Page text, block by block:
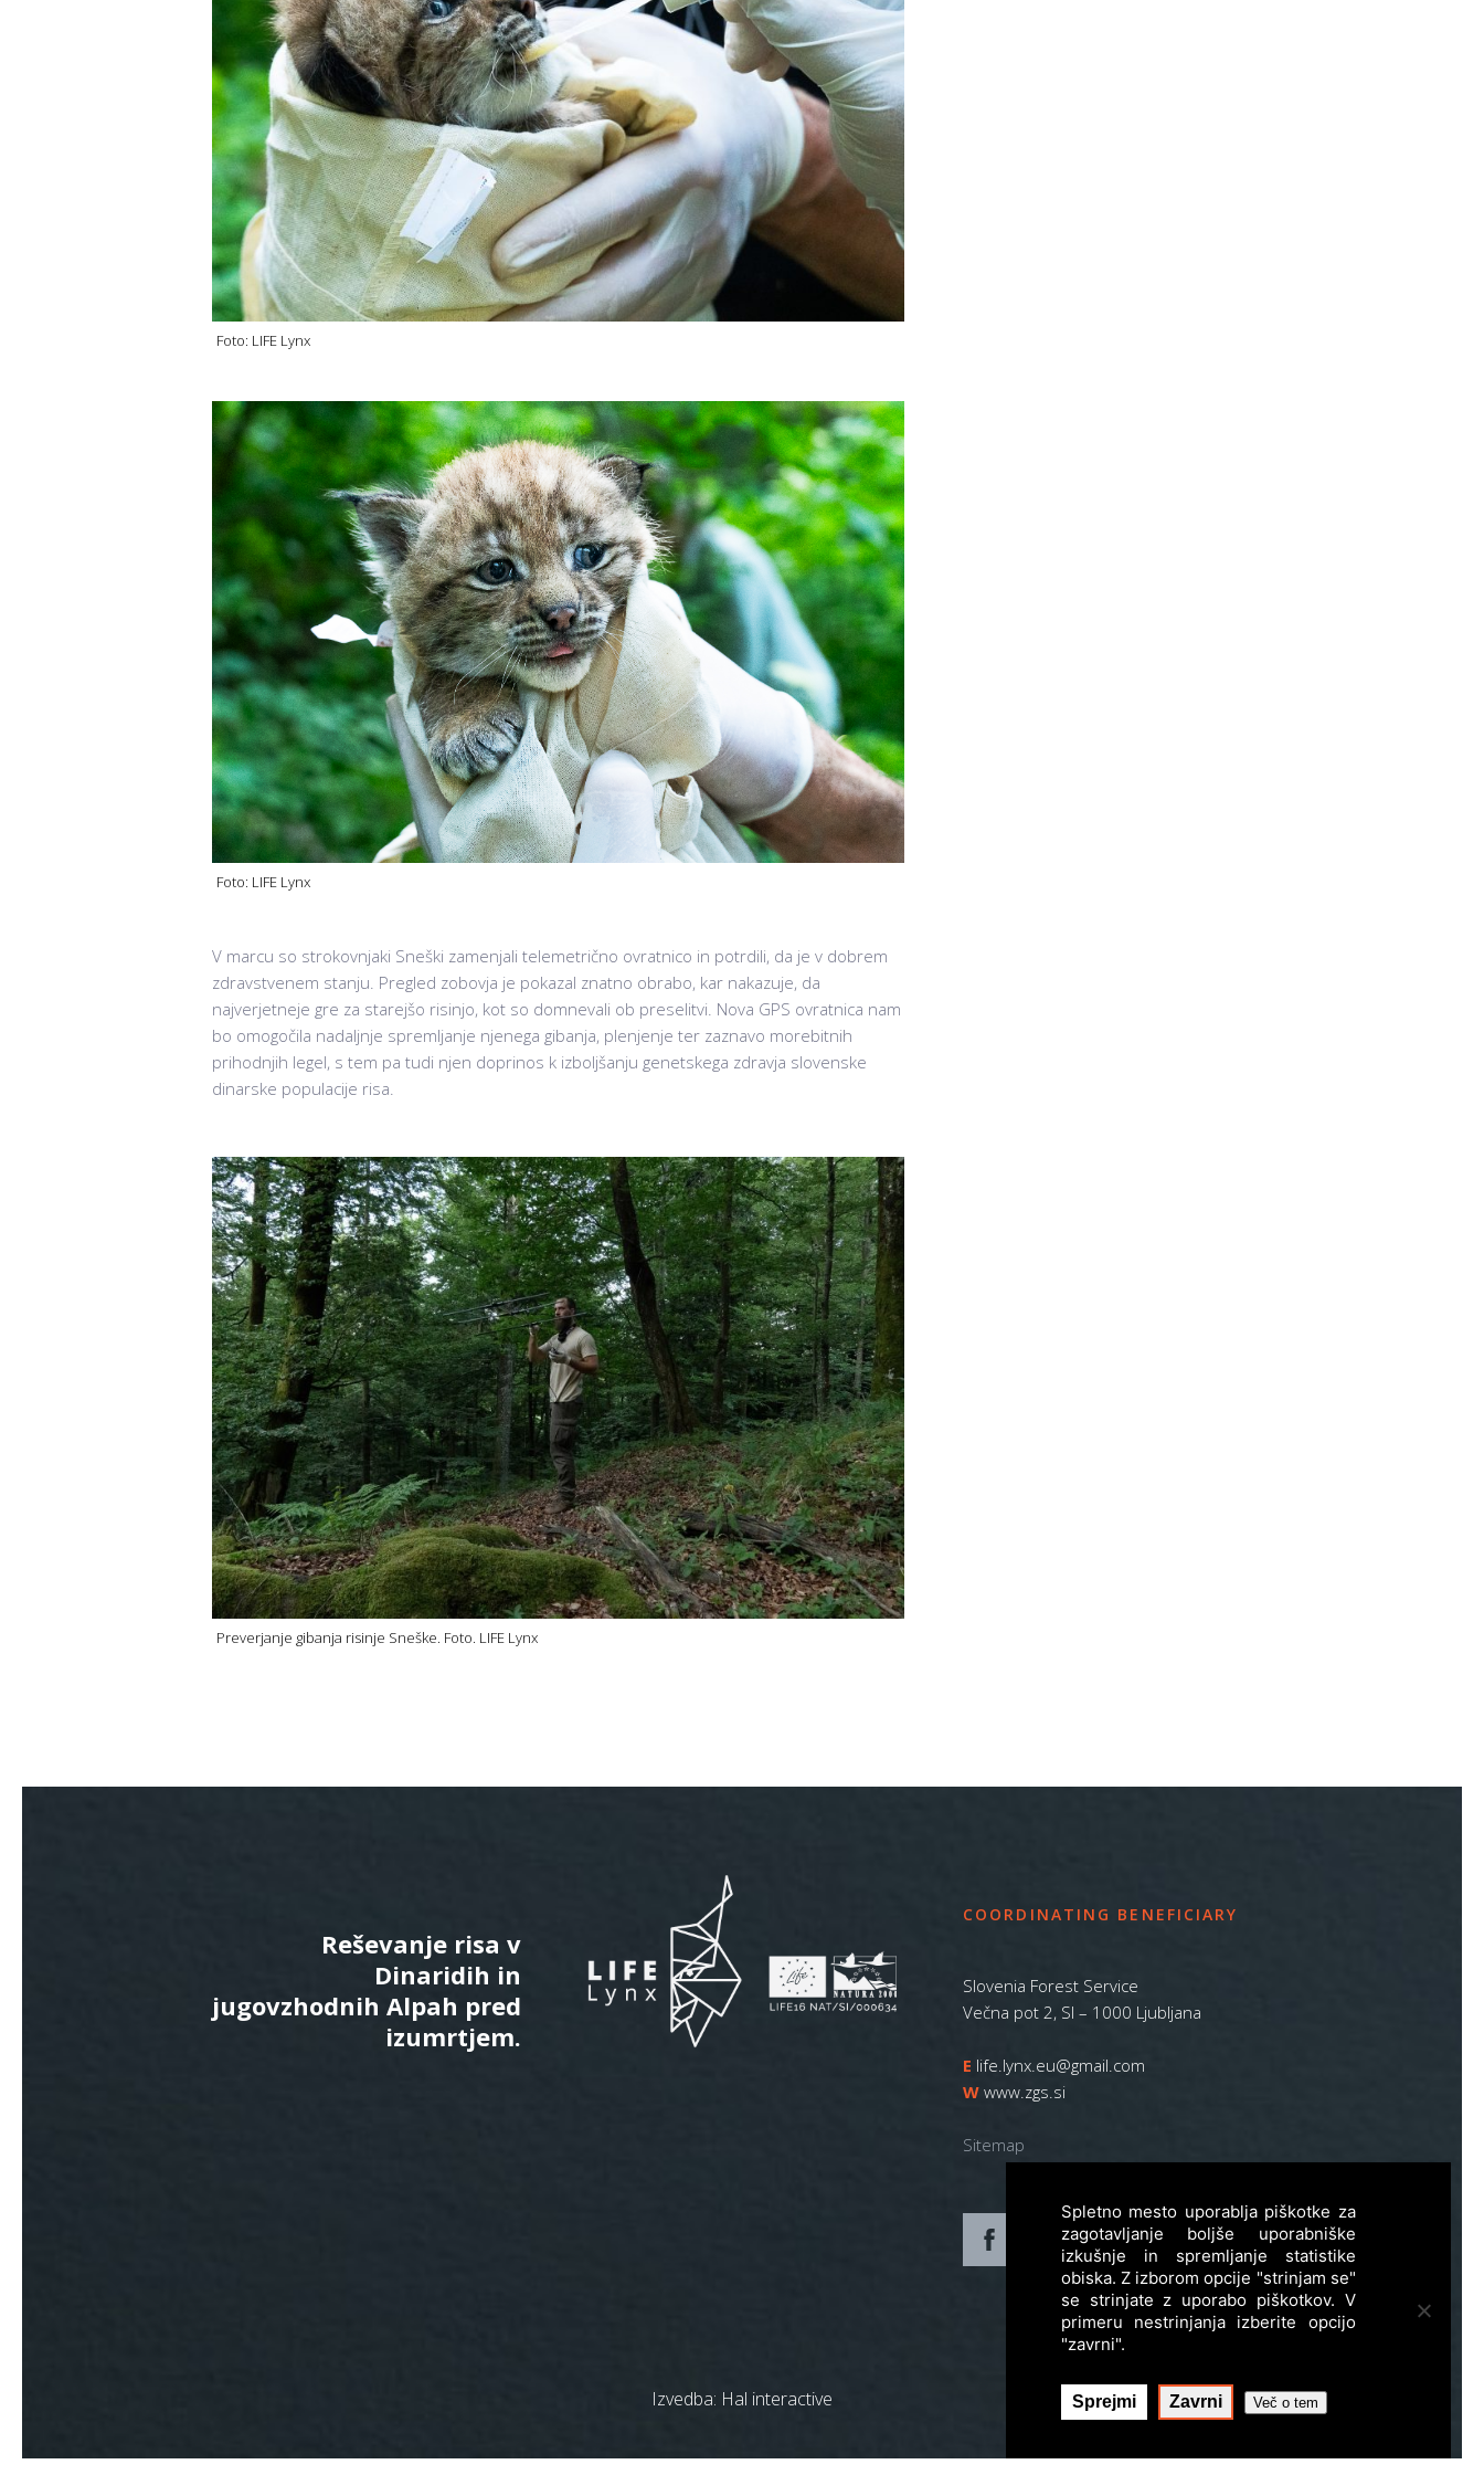
Foto: LIFE Lynx
Foto: LIFE Lynx
V marcu so strokovnjaki Sneški zamenjali telemetrično ovratnico in potrdili, da je v dobrem
zdravstvenem stanju. Pregled zobovja je pokazal znatno obrabo, kar nakazuje, da
najverjetneje gre za starejšo risinjo, kot so domnevali ob preselitvi. Nova GPS ovratnica nam
bo omogočila nadaljnje spremljanje njenega gibanja, plenjenje ter zaznavo morebitnih
prihodnjih legel, s tem pa tudi njen doprinos k izboljšanju genetskega zdravja slovenske
dinarske populacije risa.
Preverjanje gibanja risinje Sneške. Foto. LIFE Lynx
Reševanje risa v
Dinaridih in
jugovzhodnih Alpah pred
izumrtjem.
COORDINATING BENEFICIARY
Slovenia Forest Service
Večna pot 2, SI – 1000 Ljubljana
E life.lynx.eu@gmail.com
W www.zgs.si
Sitemap
Izvedba: Hal interactive
Spletno mesto uporablja piškotke za
zagotavljanje boljše uporabniške
izkušnje in spremljanje statistike
obiska. Z izborom opcije "strinjam se"
se strinjate z uporabo piškotkov. V
primeru nestrinjanja izberite opcijo
"zavrni".
Sprejmi Zavrni Več o tem